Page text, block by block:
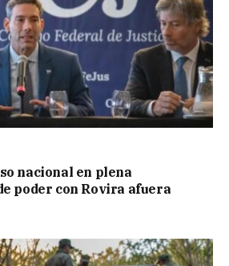
nacional en plena
poder con Rovira afuera